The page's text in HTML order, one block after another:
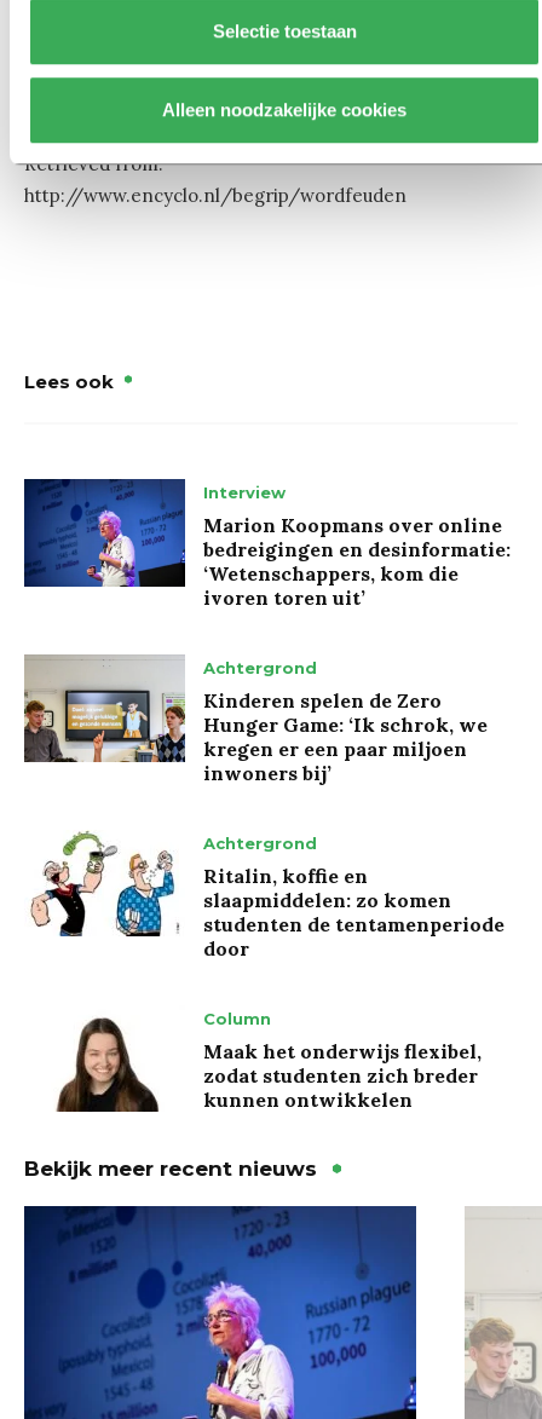
Selectie toestaan
Alleen noodzakelijke cookies
http://www.interglot.nl/woordenboek/en/nl/vertaal/
Retrieved from:
http://www.encyclo.nl/begrip/wordfeuden
Lees ook
Interview
Marion Koopmans over online
bedreigingen en desinformatie:
‘Wetenschappers, kom die
ivoren toren uit’
Achtergrond
Kinderen spelen de Zero
Hunger Game: ‘Ik schrok, we
kregen er een paar miljoen
inwoners bij’
Achtergrond
Ritalin, koffie en
slaapmiddelen: zo komen
studenten de tentamenperiode
door
Column
Maak het onderwijs flexibel,
zodat studenten zich breder
kunnen ontwikkelen
Bekijk meer recent nieuws